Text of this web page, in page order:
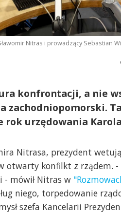
Nitras i prowadzący Sebastian
konfrontacji, a nie
zachodniopomorski.
rok urzędowania
Nitrasa, prezydent
otwarty konfilkt z rządem. -
- mówił Nitras w
niego, torpedowanie
szefa Kancelarii